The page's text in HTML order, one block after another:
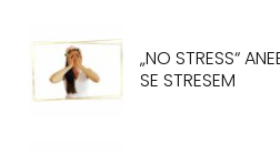
„NO STRESS“
SE STRESEM